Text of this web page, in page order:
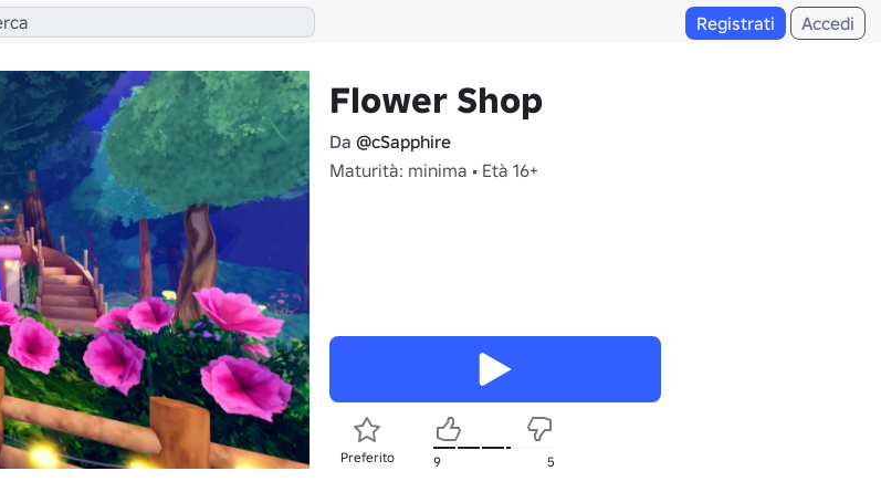
Registrati Accedi
Flower Shop
Da @cSapphire
Maturità: minima • Età 16+
Preferito 9 5